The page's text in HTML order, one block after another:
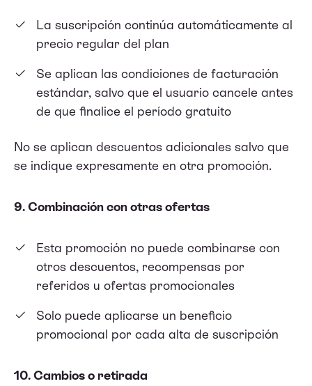
La suscripción continúa automáticamente al
precio regular del plan
Se aplican las condiciones de facturación
estándar, salvo que el usuario cancele antes
de que finalice el período gratuito
No se aplican descuentos adicionales salvo que
se indique expresamente en otra promoción.
9. Combinación con otras ofertas
Esta promoción no puede combinarse con
otros descuentos, recompensas por
referidos u ofertas promocionales
Solo puede aplicarse un beneficio
promocional por cada alta de suscripción
10. Cambios o retirada